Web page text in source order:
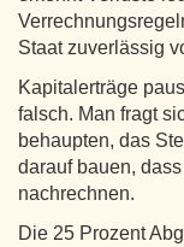
Staat zuverlässig
Kapitalerträge
falsch. Man fragt
behaupten, das
darauf bauen,
nachrechnen.
Die 25 Prozent